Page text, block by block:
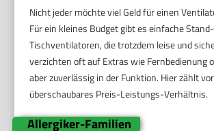
Nicht jeder möchte viel Geld für einen
Für ein kleines Budget gibt es einfache
Tischventilatoren, die trotzdem leise und
verzichten oft auf Extras wie Fernbedienung
aber zuverlässig in der Funktion. Hier zählt
überschaubares Preis-Leistungs-Verhältnis.
Allergiker-Familien